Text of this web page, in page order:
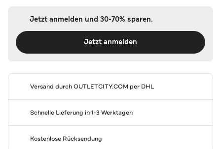
Jetzt anmelden und 30-70% sparen.
Jetzt anmelden
Versand durchOUTLETCITY.COM per DHL
Schnelle Lieferung in 1-3 Werktagen
Kostenlose Rücksendung